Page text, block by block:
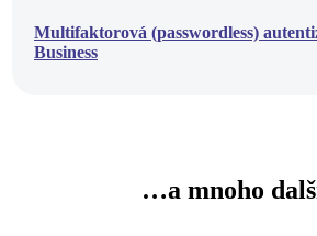
Multifaktorová (passwordless)
Business
…a mnoho